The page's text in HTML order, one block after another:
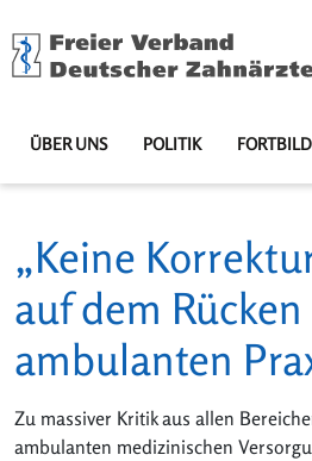
ÜBER UNS POLITIK
„Keine
auf dem
ambulanten
Zu massiver Kritik aus allen
ambulanten medizinischen